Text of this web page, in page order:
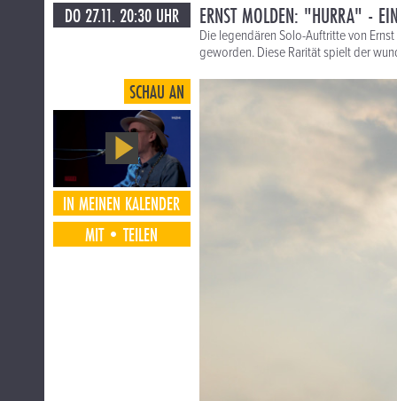
DO 27.11. 20:30 UHR ERNST MOLDEN: "HURRA" -
Die legendären Solo-Auftritte von
geworden. Diese Rarität spielt der
SCHAU AN
IN MEINEN KALENDER
MIT•TEILEN